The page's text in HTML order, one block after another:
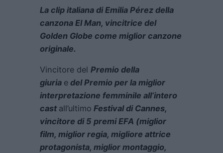
La clip italiana di Emilia Pérez della
canzona El Man, vincitrice del
Golden Globe come miglior canzone
originale.
Vincitore del Premio della
giuria e del Premio per la miglior
interpretazione femminile all’intero
cast all’ultimo Festival di Cannes,
vincitore di 5 premi EFA (miglior
film, miglior regia, migliore attrice
protagonista, miglior montaggio,